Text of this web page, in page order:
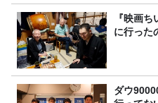
『映画
に行った
ダウ